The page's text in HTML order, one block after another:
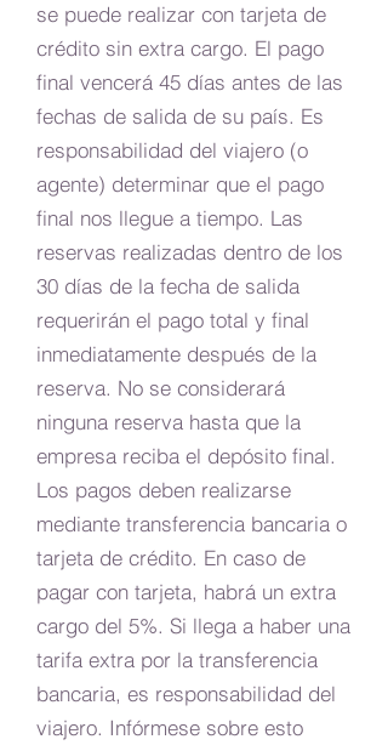
se puede realizar con tarjeta de
crédito sin extra cargo. El pago
final vencerá 45 días antes de las
fechas de salida de su país. Es
responsabilidad del viajero (o
agente) determinar que el pago
final nos llegue a tiempo. Las
reservas realizadas dentro de los
30 días de la fecha de salida
requerirán el pago total y final
inmediatamente después de la
reserva. No se considerará
ninguna reserva hasta que la
empresa reciba el depósito final.
Los pagos deben realizarse
mediante transferencia bancaria o
tarjeta de crédito. En caso de
pagar con tarjeta, habrá un extra
cargo del 5%. Si llega a haber una
tarifa extra por la transferencia
bancaria, es responsabilidad del
viajero. Infórmese sobre esto